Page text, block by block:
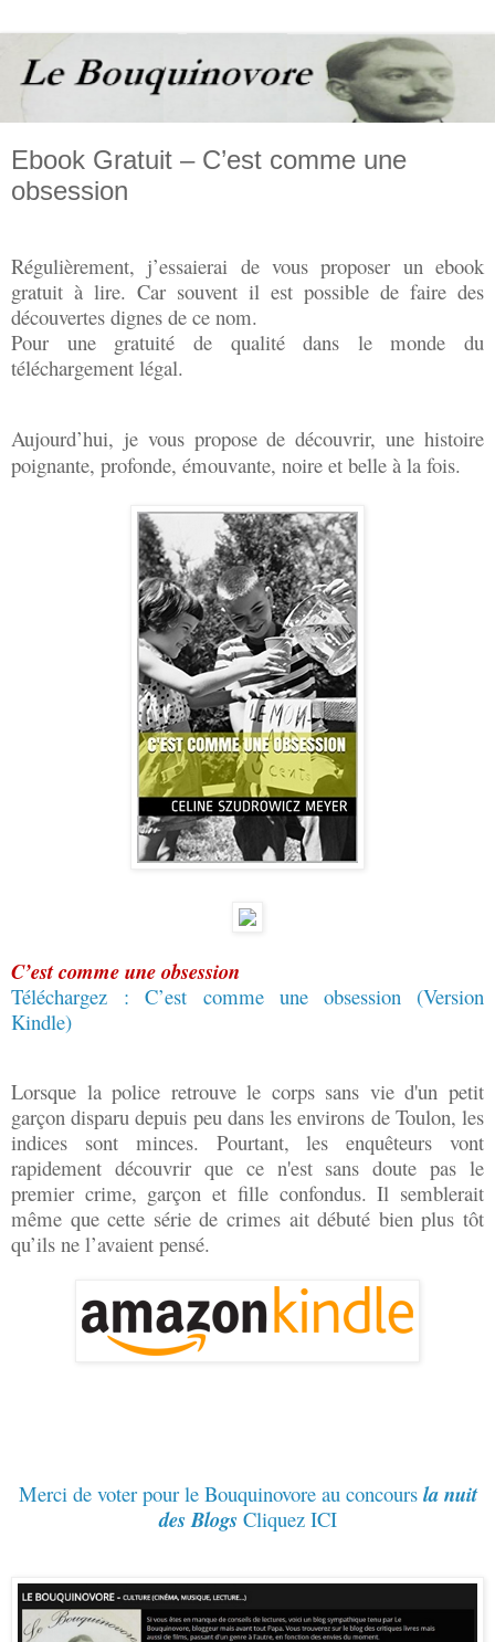
Ebook Gratuit – C’est comme une
obsession
Régulièrement, j’essaierai de vous proposer un ebook
gratuit à lire. Car souvent il est possible de faire des
découvertes dignes de ce nom.
Pour une gratuité de qualité dans le monde du
téléchargement légal.
Aujourd’hui, je vous propose de découvrir, une histoire
poignante, profonde, émouvante, noire et belle à la fois.
C’est comme une obsession
Téléchargez : C’est comme une obsession (Version
Kindle)
Lorsque la police retrouve le corps sans vie d'un petit
garçon disparu depuis peu dans les environs de Toulon, les
indices sont minces. Pourtant, les enquêteurs vont
rapidement découvrir que ce n'est sans doute pas le
premier crime, garçon et fille confondus. Il semblerait
même que cette série de crimes ait débuté bien plus tôt
qu’ils ne l’avaient pensé.
Merci de voter pour le Bouquinovore au concours la nuit
des BlogsCliquez ICI